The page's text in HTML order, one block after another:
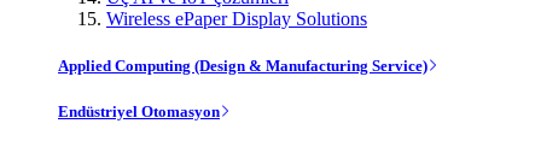
Wireless ePaper Display Solutions
Applied Computing (Design & Manufacturing Service)
Endüstriyel Otomasyon